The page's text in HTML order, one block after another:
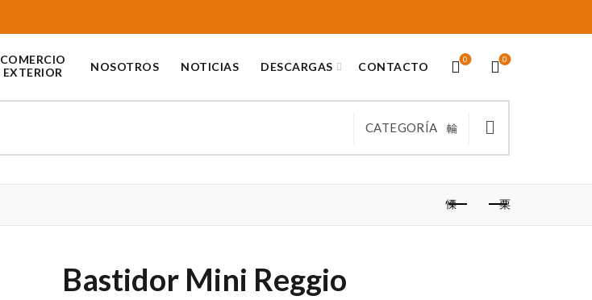
COMERCIO
EXTERIOR
NOSOTROS NOTICIAS DESCARGAS CONTACTO
0 0
CATEGORÍA
Bastidor Mini Reggio